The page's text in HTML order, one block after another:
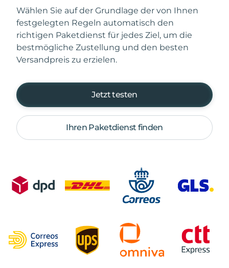
Wählen Sie auf der Grundlage der von Ihnen
festgelegten Regeln automatisch den
richtigen Paketdienst für jedes Ziel, um die
bestmögliche Zustellung und den besten
Versandpreis zu erzielen.
Jetzt testen
Ihren Paketdienst finden